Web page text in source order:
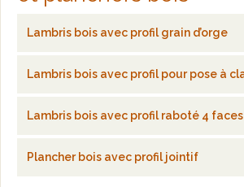
Lambris bois avec profil grain d’orge
Lambris bois avec profil pour pose à
Lambris bois avec profil raboté 4 faces
Plancher bois avec profil jointif